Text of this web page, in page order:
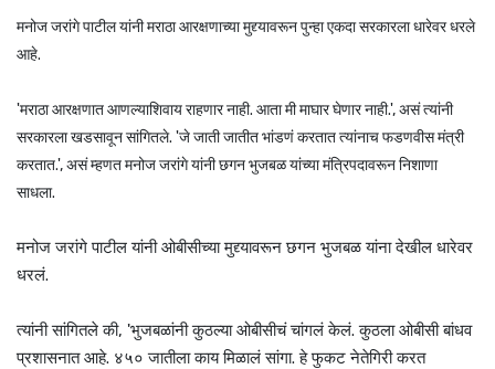
मनोज जरांगे पाटील यांनी मराठा आरक्षणाच्या मुद्द्यावरून पुन्हा एकदा सरकारला धारेवर धरले
आहे.
'मराठा आरक्षणात आणल्याशिवाय राहणार नाही. आता मी माघार घेणार नाही.', असं त्यांनी
सरकारला खडसावून सांगितले. 'जे जाती जातीत भांडणं करतात त्यांनाच फडणवीस मंत्री
करतात.', असं म्हणत मनोज जरांगे यांनी छगन भुजबळ यांच्या मंत्रिपदावरून निशाणा
साधला.
मनोज जरांगे पाटील यांनी ओबीसीच्या मुद्द्यावरून छगन भुजबळ यांना देखील धारेवर
धरलं.
त्यांनी सांगितले की, 'भुजबळांनी कुठल्या ओबीसीचं चांगलं केलं. कुठला ओबीसी बांधव
प्रशासनात आहे. ४५० जातीला काय मिळालं सांगा. हे फुकट नेतेगिरी करत